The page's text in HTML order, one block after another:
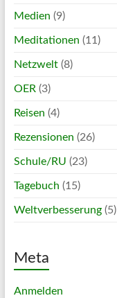
Medien (9)
Meditationen (11)
Netzwelt(8)
OER (3)
Reisen (4)
Rezensionen (26)
Schule/RU (23)
Tagebuch (15)
Weltverbesserung(5)
Meta
Anmelden